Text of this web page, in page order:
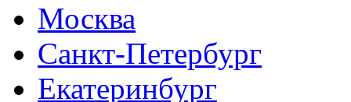
Москва
Санкт-Петербург
Екатеринбург